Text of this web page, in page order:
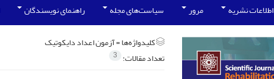
اطلاعات نشریه مرور سیاست‌های مجله راهنمای نویسندگان
کلیدواژه‌ها =آزمون اعداد دایکوتیک
تعداد مقالات: 3